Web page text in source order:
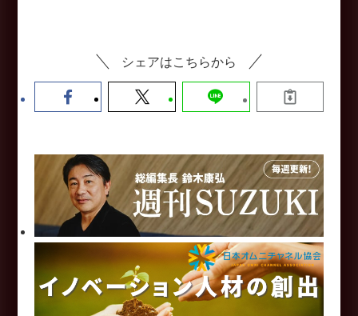
シェアはこちらから